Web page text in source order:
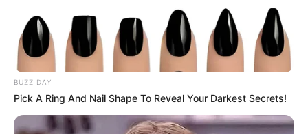
BUZZ DAY
Pick A Ring And Nail Shape To Reveal Your Darkest Secrets!